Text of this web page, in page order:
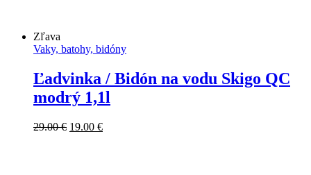
Zľava
Vaky, batohy, bidóny
Ľadvinka / Bidón na vodu Skigo QC
modrý 1,1l
29.00€ Pôvodná
19.00 €Aktuálna